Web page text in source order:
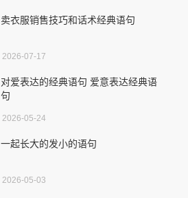
卖衣服销售技巧和话术经典语句
2026-07-17
对爱表达的经典语句 爱意表达经典语
句
2026-05-24
一起长大的发小的语句
2026-05-03